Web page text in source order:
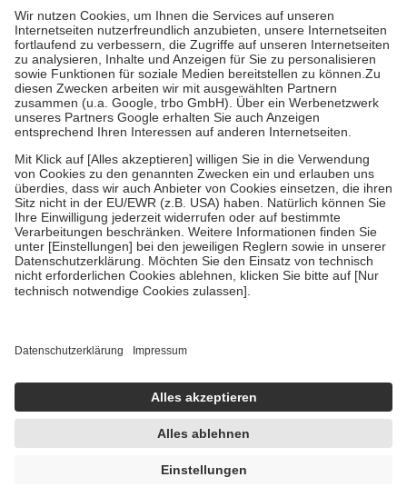
höchstens zehn Euro.
Es sind jedoch nie mehr als die tatsächlichen
Kosten der Leistung zu entrichten.
Diese Regeln gelten grundsätzlich auch für Online-Apotheken.
Bei Heilmitteln und häuslicher Krankenpflege beträgt die
Zuzahlung zehn Prozent der Kosten sowie zehn Euro je
Verordnung.
Um das Engagement der Versicherten für ihre eigene Gesundheit zu
stärken und die besondere Stellung der Familie zu unterstützen,
fallenkeine Zuzahlungenan bei:
• Kindern und Jugendlichen bis zum vollendeten 18. Lebensjahr
mit Ausnahme der Fahrkosten
• Untersuchungen zur Vorsorge und Früherkennung, die von der
GKV getragen werden
• empfohlenen Schutzimpfungen
• Harn- und Blutteststreifen
getroffen, um sicherzustellen, dass es sich um echte Bewertungen
https://help.etrusted.com/hc/de/articles/4419944605341
Einige Bilder und Inhalte wurden unter Zuhilfenahme künstlicher